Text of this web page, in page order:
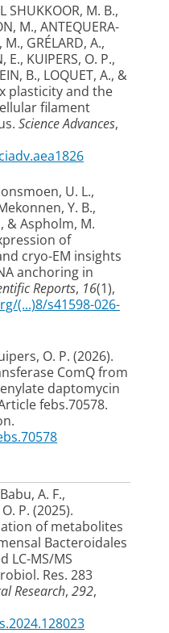
SHUKKOOR, M. B.,
M., ANTEQUERA-
M., GRÉLARD, A.,
E., KUIPERS, O. P.,
B., LOQUET, A., &
plasticity and the
filament
. Science Advances,
U. L.,
Y. B.,
& Aspholm, M.
of
cryo-EM insights
anchoring in
Reports, 16(1),
(...)8/s41598-026-
O. P. (2026).
ComQ from
daptomycin
febs.70578.
A. F.,
P. (2025).
of metabolites
Bacteroidales
LC-MS/MS
Res. 283
Research, 292,